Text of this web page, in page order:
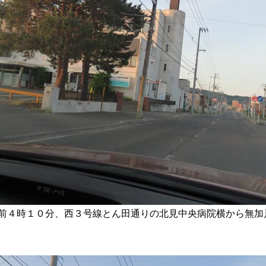
４時１０分、西３号線とん田通りの北見中央病院横から無加